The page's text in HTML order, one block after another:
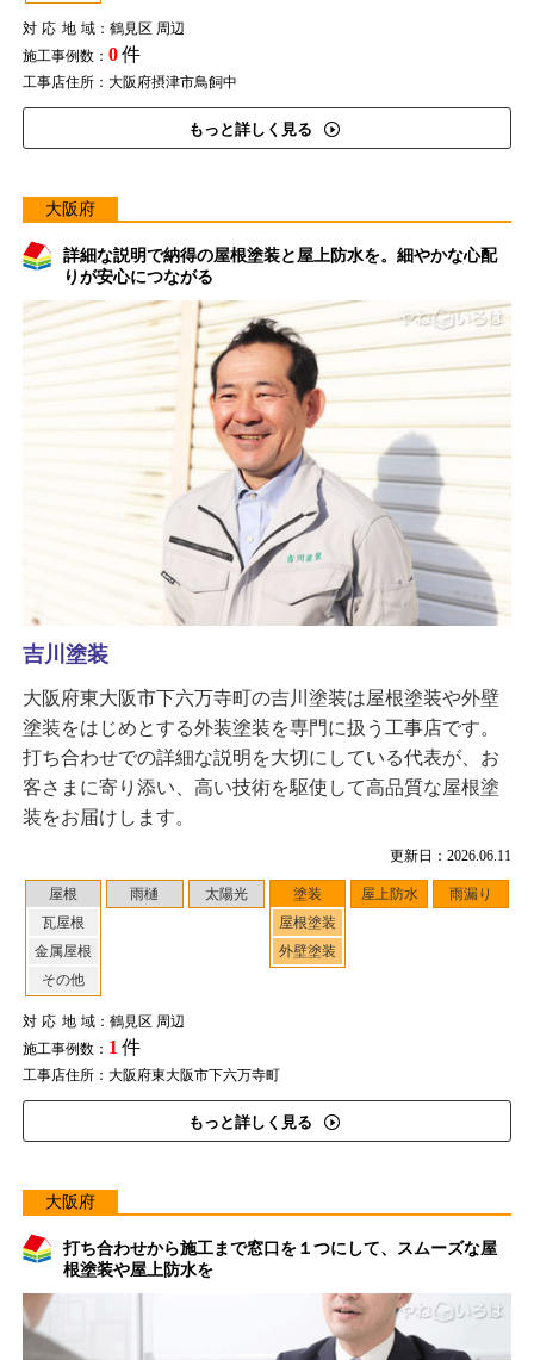
対応地域：鶴見区 周辺
施工事例数： 0件
工事店住所：大阪府摂津市鳥飼中
もっと詳しく見る
大阪府
詳細な説明で納得の屋根塗装と屋上防水を。細やかな心配
りが安心につながる
更新日：2026.06.11
屋根
瓦屋根
金属屋根
その他
雨樋 太陽光
塗装
屋根塗装
外壁塗装
屋上防水 雨漏り
対応地域：鶴見区 周辺
施工事例数： 1 件
工事店住所：大阪府東大阪市下六万寺町
もっと詳しく見る
吉川塗装
大阪府東大阪市下六万寺町の吉川塗装は屋根塗装や外壁
塗装をはじめとする外装塗装を専門に扱う工事店です。
打ち合わせでの詳細な説明を大切にしている代表が、お
客さまに寄り添い、高い技術を駆使して高品質な屋根塗
装をお届けします。
大阪府
打ち合わせから施工まで窓口を１つにして、スムーズな屋
根塗装や屋上防水を